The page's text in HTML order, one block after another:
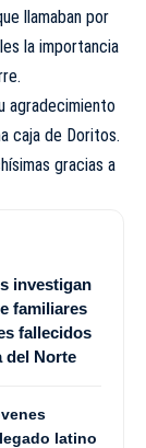
llamaban por
la importancia
agradecimiento
caja de Doritos.
gracias a
investigan
familiares
fallecidos
del Norte
latino